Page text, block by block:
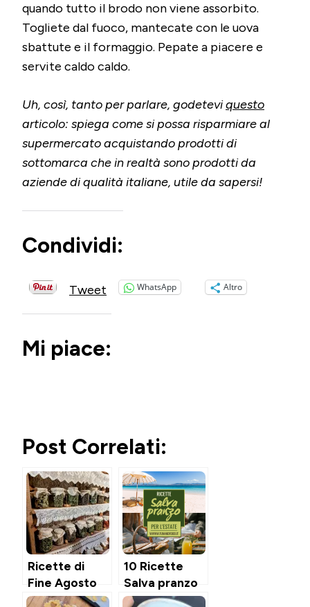
quando tutto il brodo non viene assorbito.
Togliete dal fuoco, mantecate con le uova
sbattute e il formaggio. Pepate a piacere e
servite caldo caldo.
Uh, così, tanto per parlare, godeteviquesto
articolo: spiega come si possa risparmiare al
supermercato acquistando prodotti di
sottomarca che in realtà sono prodotti da
aziende di qualità italiane, utile da sapersi!
Condividi:
Tweet WhatsApp Altro
Mi piace:
Post Correlati:
Ricette di
Fine Agosto
per la
10 Ricette
Salva pranzo
in Estate